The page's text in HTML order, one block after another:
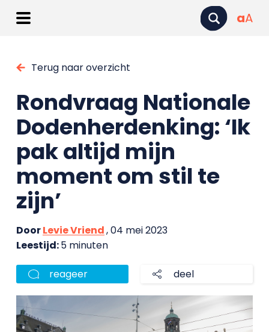
aA
Terug naar overzicht
Rondvraag Nationale
Dodenherdenking: ‘Ik
pak altijd mijn
moment om stil te
zijn’
DoorLevie Vriend, 04 mei 2023
Leestijd:5 minuten
reageer deel